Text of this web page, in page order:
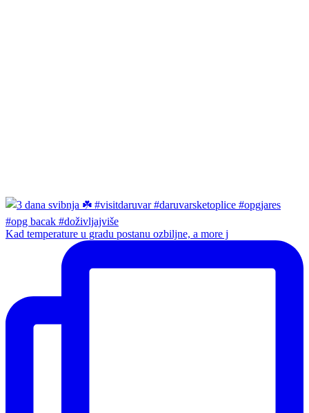
Kad temperature u gradu postanu ozbiljne, a more j